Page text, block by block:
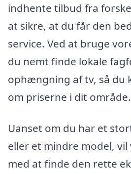
indhente tilbud fra
at sikre, at du får den
service. Ved at bruge
du nemt finde lokale
ophængning af tv, så du
om priserne i dit område.
Uanset om du har et
eller et mindre model,
med at finde den rette